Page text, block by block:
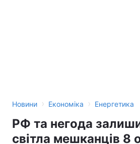
Новини › Економіка › Енергетика
РФ та негода
світла мешканців 8